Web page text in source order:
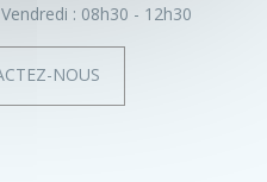
: 08h30 - 12h30
NOUS